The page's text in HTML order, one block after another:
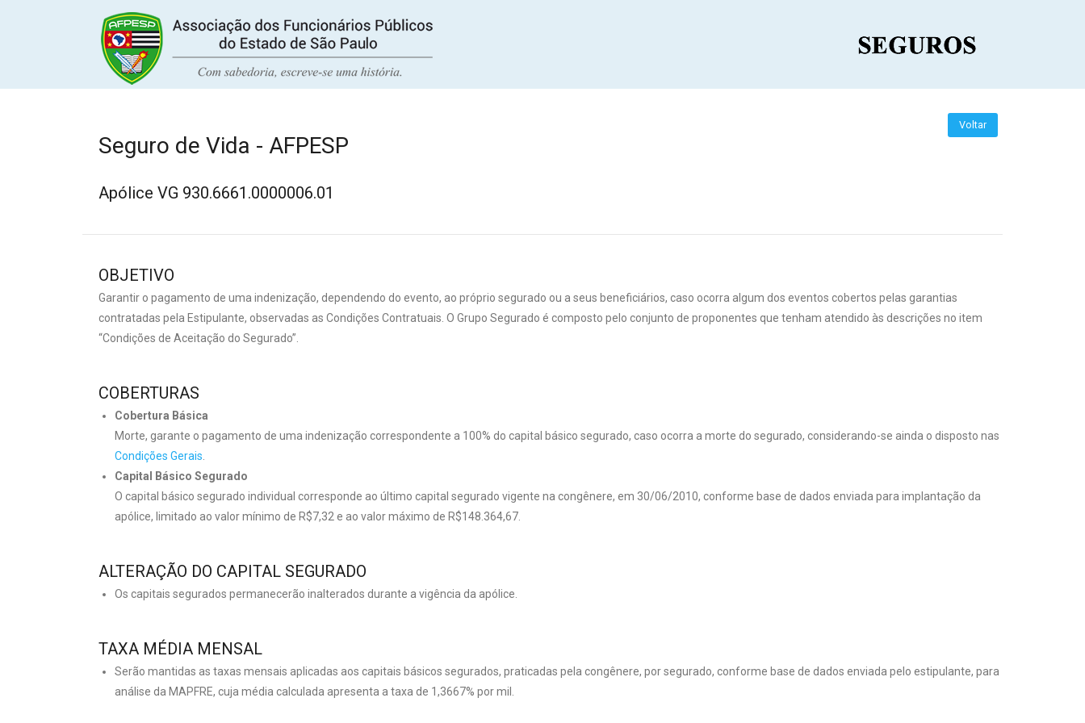
Seguro de Vida - AFPESP
Apólice VG 930.6661.0000006.01
Voltar
OBJETIVO
Garantir o pagamento de uma indenização, dependendo do evento, ao próprio segurado ou a seus beneficiários, caso ocorra algum dos eventos cobertos pelas garantias
contratadas pela Estipulante, observadas as Condições Contratuais. O Grupo Segurado é composto pelo conjunto de proponentes que tenham atendido às descrições no item
“Condições de Aceitação do Segurado”.
COBERTURAS
Cobertura Básica
Morte, garante o pagamento de uma indenização correspondente a 100% do capital básico segurado, caso ocorra a morte do segurado, considerando-se ainda o disposto nas
Condições Gerais.
Capital Básico Segurado
O capital básico segurado individual corresponde ao último capital segurado vigente na congênere, em 30/06/2010, conforme base de dados enviada para implantação da
apólice, limitado ao valor mínimo de R$7,32 e ao valor máximo de R$148.364,67.
ALTERAÇÃO DO CAPITAL SEGURADO
Os capitais segurados permanecerão inalterados durante a vigência da apólice.
TAXA MÉDIA MENSAL
Serão mantidas as taxas mensais aplicadas aos capitais básicos segurados, praticadas pela congênere, por segurado, conforme base de dados enviada pelo estipulante, para
análise da MAPFRE, cuja média calculada apresenta a taxa de 1,3667% por mil.